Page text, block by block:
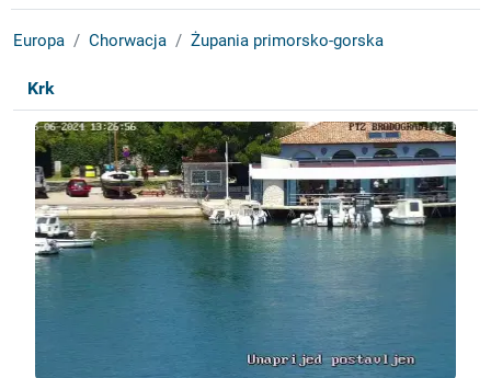
Europa Chorwacja Żupania primorsko-gorska
Krk